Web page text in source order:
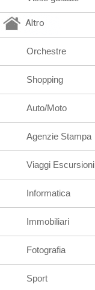
Altro
Orchestre
Shopping
Auto/Moto
Agenzie Stampa
Viaggi Escursioni
Informatica
Immobiliari
Fotografia
Sport